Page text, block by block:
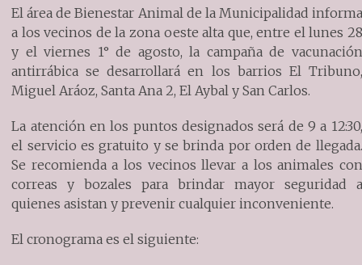
El área de Bienestar Animal de la Municipalidad informa
a los vecinos de la zona oeste alta que, entre el lunes 28
y el viernes 1° de agosto, la campaña de vacunación
antirrábica se desarrollará en los barrios El Tribuno,
Miguel Aráoz, Santa Ana 2, El Aybal y San Carlos.
La atención en los puntos designados será de 9 a 12:30,
el servicio es gratuito y se brinda por orden de llegada.
Se recomienda a los vecinos llevar a los animales con
correas y bozales para brindar mayor seguridad a
quienes asistan y prevenir cualquier inconveniente.
El cronograma es el siguiente: